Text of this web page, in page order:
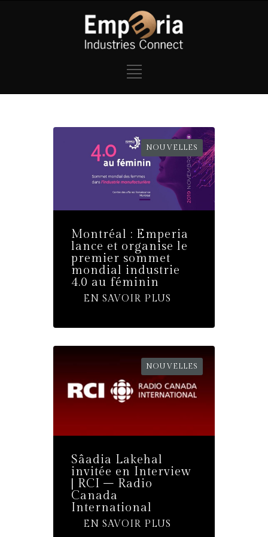
NOUVELLES
Montréal : Emperia
lance et organise le
premier sommet
mondial industrie
4.0 au féminin
EN SAVOIR PLUS
NOUVELLES
Sâadia Lakehal
invitée en Interview
| RCI – Radio
Canada
International
EN SAVOIR PLUS